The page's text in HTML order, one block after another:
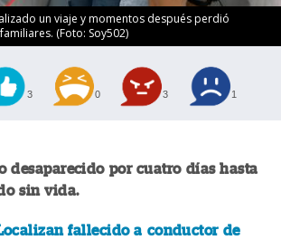
un viaje y momentos después perdió
(Foto: Soy502)
3 0 3 1
desaparecido por cuatro días hasta
sin vida.
fallecido a conductor de